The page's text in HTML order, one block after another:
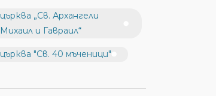
църква „Св. Архангели
Михаил и Гавраил“
църква "Св. 40 мъченици"